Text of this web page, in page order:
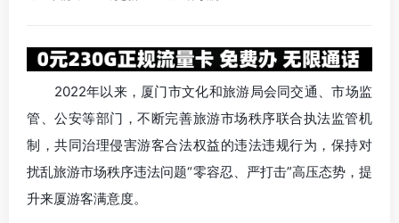
2022年以来，厦门市文化和旅游局会同交通、市场监
管、公安等部门，不断完善旅游市场秩序联合执法监管机
制，共同治理侵害游客合法权益的违法违规行为，保持对
扰乱旅游市场秩序违法问题“零容忍、严打击”高压态势，提
升来厦游客满意度。